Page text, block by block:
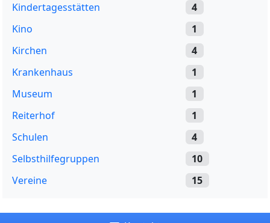
Kindertagesstätten
4
Kino
1
Kirchen
4
Krankenhaus
1
Museum
1
Reiterhof
1
Schulen
4
Selbsthilfegruppen
10
Vereine
15